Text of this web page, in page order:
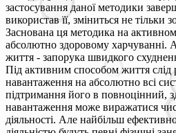
застосування даної методики
використав її, зміниться не тільки
Заснована ця методика на
абсолютно здоровому харчуванні.
життя - запорука швидкого
Під активним способом життя слід
навантаження на абсолютно всі
підтримання його в повноцінний,
навантаження може виражатися
діяльності. Але найбільш